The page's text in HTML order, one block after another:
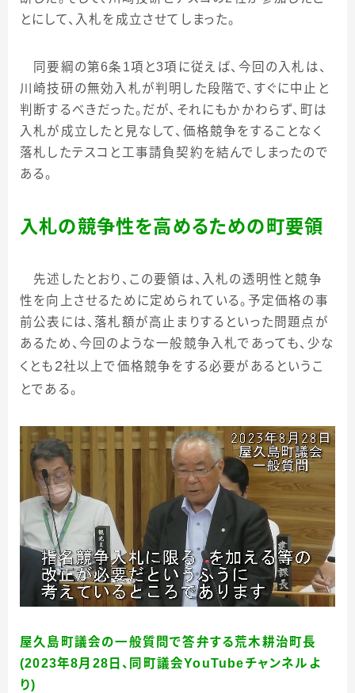
とにして、入札を成立させてしまった。
同要綱の第6条 1項と3項 に従えば、今回の入札は、
川崎技研の無効入札が判明した段階で、すぐに中止と
判断するべきだった。だが、それにもかかわらず、町は
入札が成立したと見なして、価格競争をすることなく
落札したテスコと工事請負契約を結んでしまったので
ある。
入札の競争性を高めるための町要領
先述したとおり、この要領は、入札の透明性と競争
性を向上させるために定められている。予定価格の事
前公表には、落札額が高止まりするといった問題点が
あるため、今回のような一般競争入札であっても、少な
くとも 2社以上で価格競争をする必要があるというこ
とである。
屋久島町議会の一般質問で答弁する荒木耕治町長
(2023年8月28日、同町議会YouTubeチャンネルよ
り)